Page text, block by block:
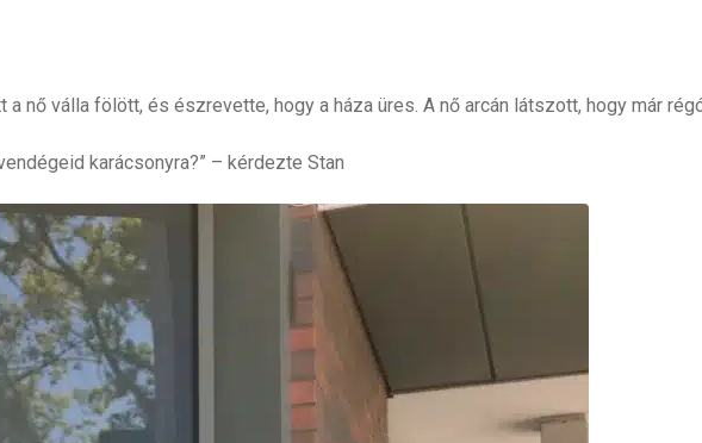
nő válla fölött, és észrevette, hogy a háza üres. A nő arcán látszott, hogy már
karácsonyra?” – kérdezte Stan